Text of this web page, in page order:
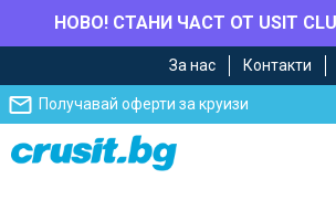
НОВО! СТАНИ ЧАСТ ОТ USIT
главното
съдържание
Навигацията
За нас Контакти
Получавай оферти за круизи